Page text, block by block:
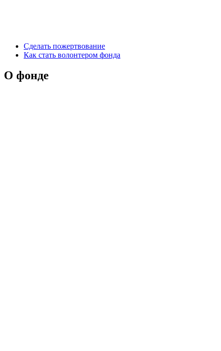
Сделать пожертвование
Как стать волонтером фонда
О фонде